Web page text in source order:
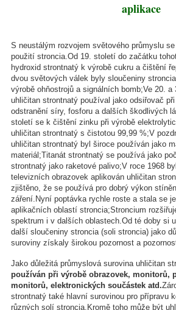
aplikace
S neustálým rozvojem světového průmyslu
použití stroncia.Od 19. století do začátku
hydroxid strontnatý k výrobě cukru a čištění
dvou světových válek byly sloučeniny
výrobě ohňostrojů a signálních bomb;Ve 20.
uhličitan strontnatý používal jako odsiřovač
odstranění síry, fosforu a dalších škodlivých
století se k čištění zinku při výrobě
uhličitan strontnatý s čistotou 99,99 %;V
uhličitan strontnatý byl široce používán jako
materiál;Titanát strontnatý se používá jako
strontnatý jako raketové palivo;V roce 1968
televizních obrazovek aplikován uhličitan
zjištěno, že se používá pro dobrý výkon
záření.Nyní poptávka rychle roste a stala se
aplikačních oblastí stroncia;Stroncium
spektrum i v dalších oblastech.Od té doby si
další sloučeniny stroncia (soli stroncia) jako
suroviny získaly širokou pozornost a
Jako důležitá průmyslová surovina uhličitan
používán při výrobě obrazovek, monitorů,
monitorů, elektronických součástek atd.
strontnatý také hlavní surovinou pro přípravu
různých solí stroncia.Kromě toho může být